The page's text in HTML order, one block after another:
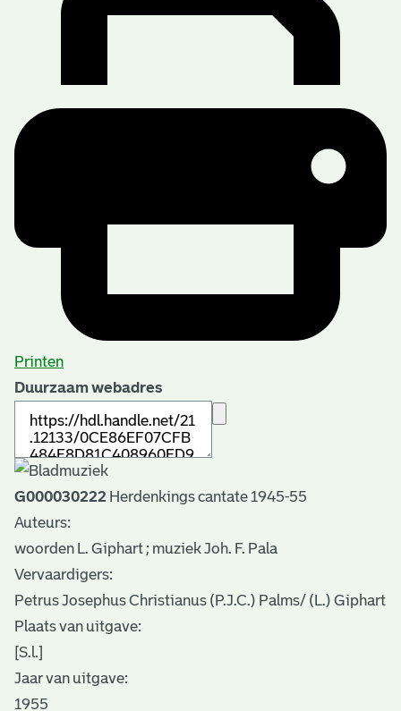
Printen
Duurzaam webadres
G000030222 Herdenkings cantate 1945-55
Auteurs:
woorden L. Giphart ; muziek Joh. F. Pala
Vervaardigers:
Petrus Josephus Christianus (P.J.C.) Palms/ (L.) Giphart
Plaats van uitgave:
[S.l.]
Jaar van uitgave:
1955